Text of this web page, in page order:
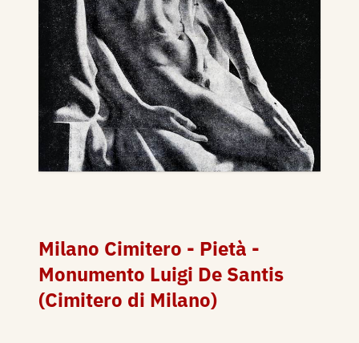
Milano Cimitero - Pietà -
Monumento Luigi De Santis
(Cimitero di Milano)